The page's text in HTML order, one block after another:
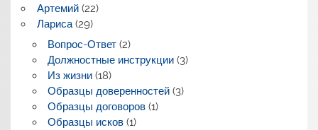
Артемий(22)
Лариса(29)
Вопрос-Ответ(2)
Должностные инструкции(3)
Из жизни(18)
Образцы доверенностей(3)
Образцы договоров(1)
Образцы исков(1)